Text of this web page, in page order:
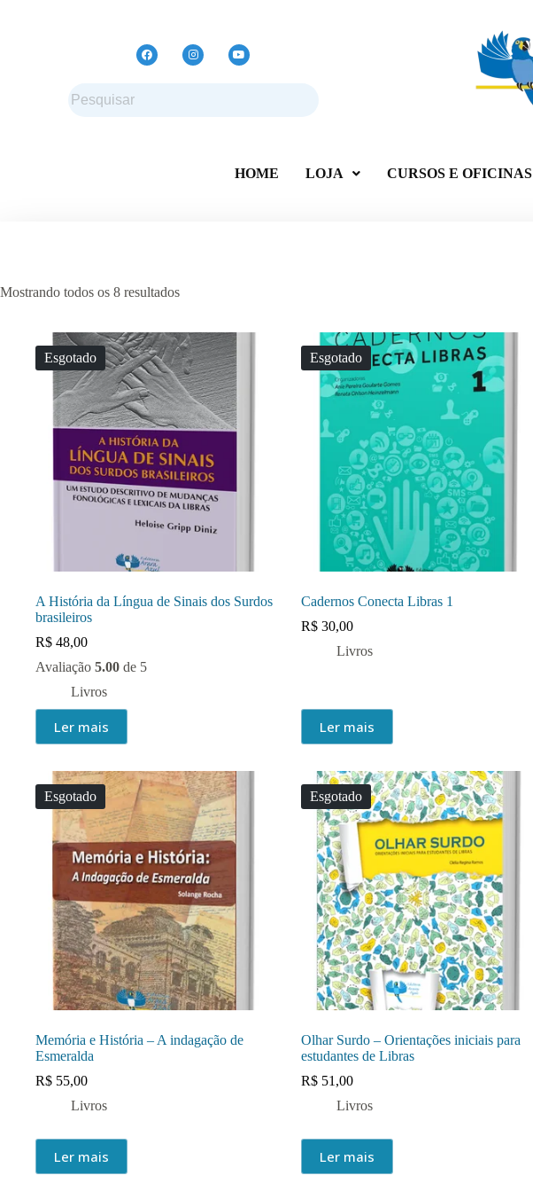
HOME LOJA CURSOS E OFICINAS
Mostrando todos os 8 resultados
Esgotado
A História da Língua de Sinais dos Surdos
brasileiros
R$ 48,00
Avaliação 5.00 de 5
Livros
Ler mais
Esgotado
Cadernos Conecta Libras 1
R$30,00
Livros
Ler mais
Esgotado
Memória e História – A indagação de
Esmeralda
R$ 55,00
Livros
Ler mais
Esgotado
Olhar Surdo – Orientações iniciais para
estudantes de Libras
R$51,00
Livros
Ler mais